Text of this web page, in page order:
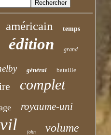
américain temps
édition grand
général bataille
complet
royaume-uni
john volume